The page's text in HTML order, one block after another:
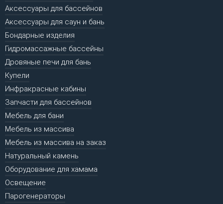
Аксессуары для бассейнов
Аксессуары для саун и бань
Бондарные изделия
Гидромассажные бассейны
Дровяные печи для бань
Купели
Инфракрасные кабины
Запчасти для бассейнов
Мебель для бани
Мебель из массива
Мебель из массива на заказ
Натуральный камень
Оборудование для хамама
Освещение
Парогенераторы